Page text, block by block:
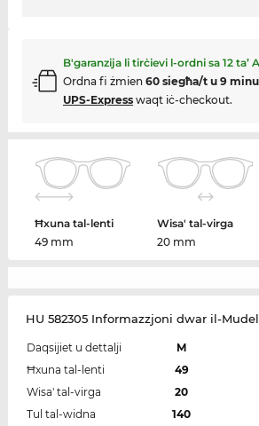
B'garanzija li tirċievi l-ordni sa 12 ta’
Ordna fi żmien 60 siegħa/t u 9
UPS-Expresswaqt iċ-checkout.
Ħxuna tal-lenti
49 mm
Wisa' tal-virga
20 mm
HU 582305 Informazzjoni dwar il-
Daqsijiet u dettalji
M
Ħxuna tal-lenti
49
Wisa' tal-virga
20
Tul tal-widna
140